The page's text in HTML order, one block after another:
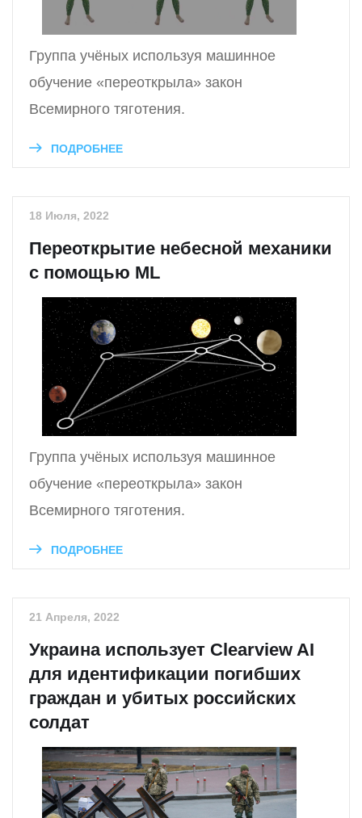
Группа учёных используя машинное
обучение «переоткрыла» закон
Всемирного тяготения.
ПОДРОБНЕЕ
18 Июля, 2022
Переоткрытие небесной механики
с помощью ML
Группа учёных используя машинное
обучение «переоткрыла» закон
Всемирного тяготения.
ПОДРОБНЕЕ
21 Апреля, 2022
Украина использует Clearview AI
для идентификации погибших
граждан и убитых российских
солдат